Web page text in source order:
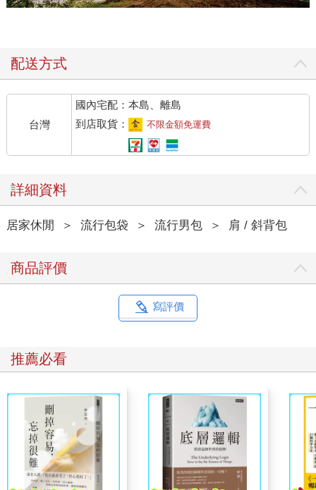
配送方式
台灣
國內宅配：本島、離島
到店取貨：
不限金額免運費
詳細資料
居家休閒 ＞ 流行包袋 ＞ 流行男包 ＞ 肩 / 斜背包
商品評價
寫評價
推薦必看